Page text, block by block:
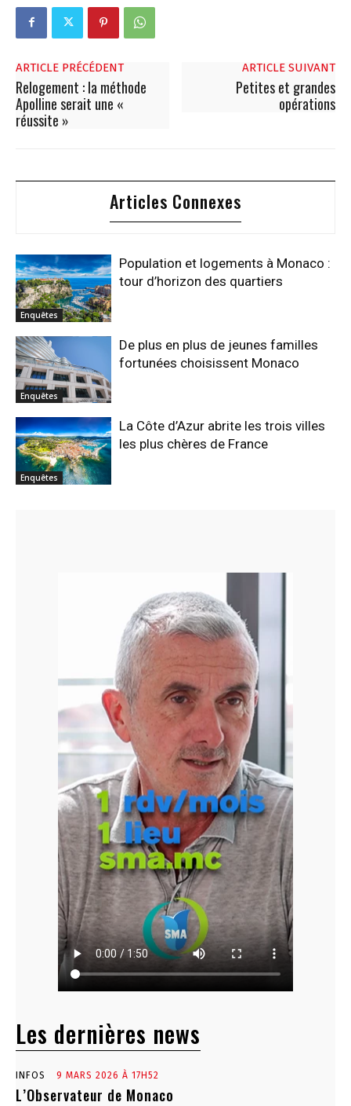
ARTICLE PRÉCÉDENT
Relogement : la méthode
Apolline serait une «
réussite »
ARTICLE SUIVANT
Petites et grandes
opérations
Articles Connexes
Enquêtes
Population et logements à Monaco :
tour d’horizon des quartiers
Enquêtes
De plus en plus de jeunes familles
fortunées choisissent Monaco
Enquêtes
La Côte d’Azur abrite les trois villes
les plus chères de France
Les dernières news
INFOS 9 MARS 2026 À 17H52
L’Observateur de Monaco